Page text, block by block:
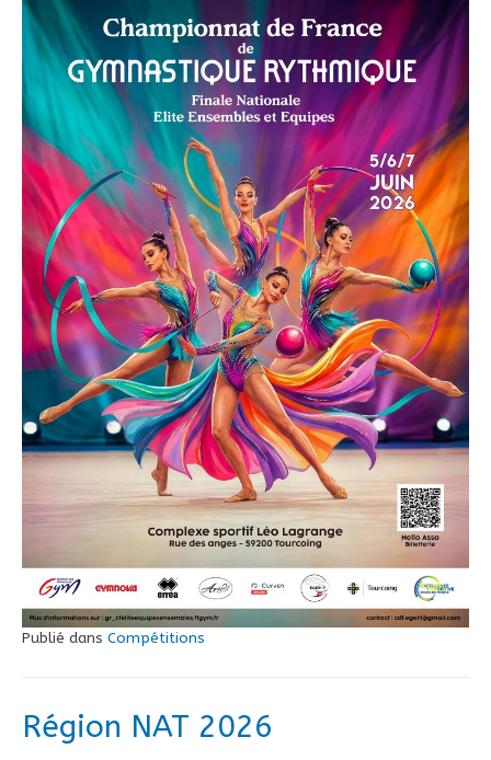
Publié dans Compétitions
Région NAT 2026